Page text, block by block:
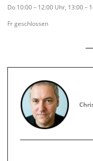
Do 10:00 – 12:00 Uhr, 13:00 –
Fr geschlossen